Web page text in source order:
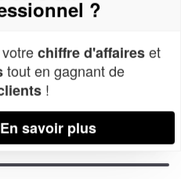
© OpenStreetMap contributors,
?
chiffre d'affaireset
tout en gagnant de
!
En savoir plus